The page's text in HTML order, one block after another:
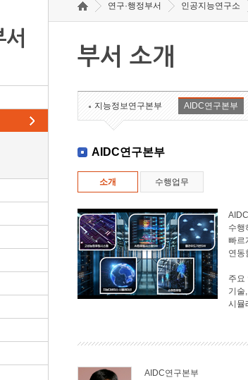
연구·행정부서 인공지능연구소
부서 소개
지능정보연구본부 AIDC연구본부
AIDC연구본부
소개 수행업무
수행
빠르
연동
주요
기술
시뮬
AIDC연구본부